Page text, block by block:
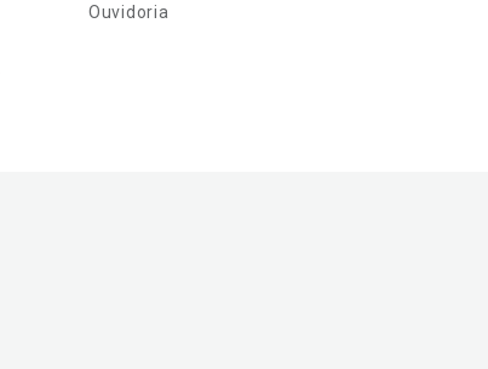
Ouvidoria